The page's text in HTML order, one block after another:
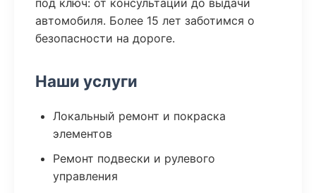
под ключ: от консультации до выдачи
автомобиля. Более 15 лет заботимся о
безопасности на дороге.
Наши услуги
Локальный ремонт и покраска
элементов
Ремонт подвески и рулевого
управления